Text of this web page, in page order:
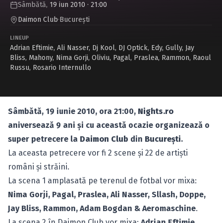
Sâmbătă, 19 iun 2010 · 21:00
Daimon Club·Bucureşti
LINEUP
Adrian Eftimie, Ali Nasser, Dj Kool, DJ Optick, Edy, Gully, Jay
Bliss, Mahony, Nima Gorji, Oliviu, Pagal, Praslea, Rammon, Raoul
Russu, Rosario Internullo
Sâmbătă, 19 iunie 2010, ora 21:00, Nights.ro
aniversează 9 ani şi cu această ocazie organizează o
super petrecere la Daimon Club din Bucureşti.
La aceasta petrecere vor fi 2 scene și 22 de artiști
români și străini.
La scena 1 amplasată pe terenul de fotbal vor mixa:
Nima Gorji, Pagal, Praslea, Ali Nasser, Sllash, Doppe,
Jay Bliss, Rammon, Adam Bogdan & Aeromaschine.